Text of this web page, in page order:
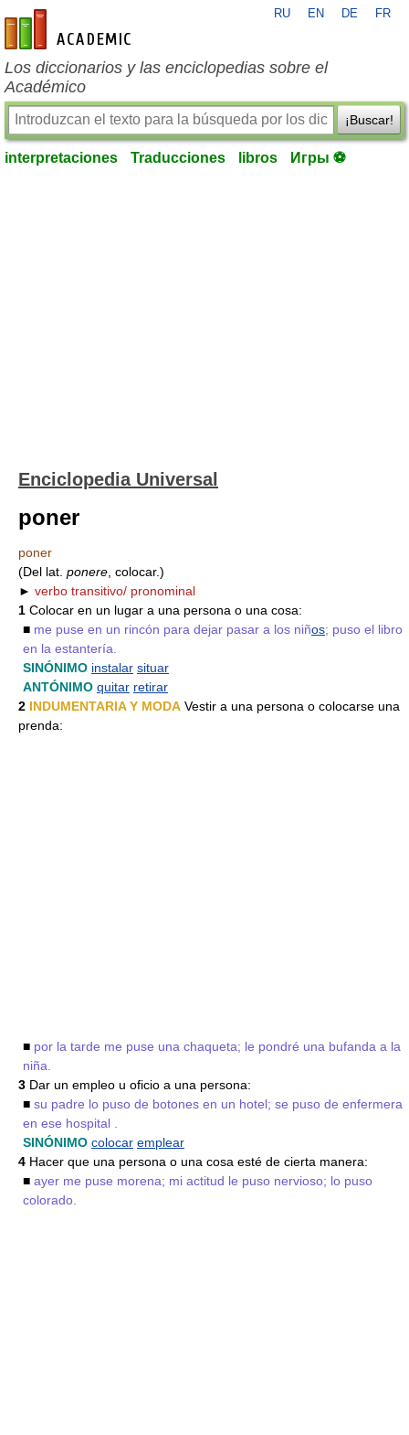
es-academic.com
RU EN DE FR
Los diccionarios y las enciclopedias sobre el
Académico
¡Buscar!
interpretaciones Traducciones libros Игры ⚽
Enciclopedia Universal
poner
poner
(Del lat. ponere , colocar.)
► verbo transitivo/ pronominal
1 Colocar en un lugar a una persona o una cosa:
■ me puse en un rincón para dejar pasar a los niños; puso el libro
en la estantería.
SINÓNIMO instalar situar
ANTÓNIMO quitar retirar
2 INDUMENTARIA Y MODA Vestir a una persona o colocarse una
prenda:
■ por la tarde me puse una chaqueta; le pondré una bufanda a la
niña.
3 Dar un empleo u oficio a una persona:
■ su padre lo puso de botones en un hotel; se puso de enfermera
en ese hospital .
SINÓNIMO colocar emplear
4 Hacer que una persona o una cosa esté de cierta manera:
■ ayer me puse morena; mi actitud le puso nervioso; lo puso
colorado.